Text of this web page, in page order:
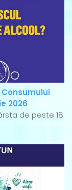
2026
de peste 18